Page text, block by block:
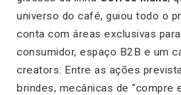
universo do café, guiou todo o
conta com áreas exclusivas
consumidor, espaço B2B e um
creators. Entre as ações
brindes, mecânicas de “compre